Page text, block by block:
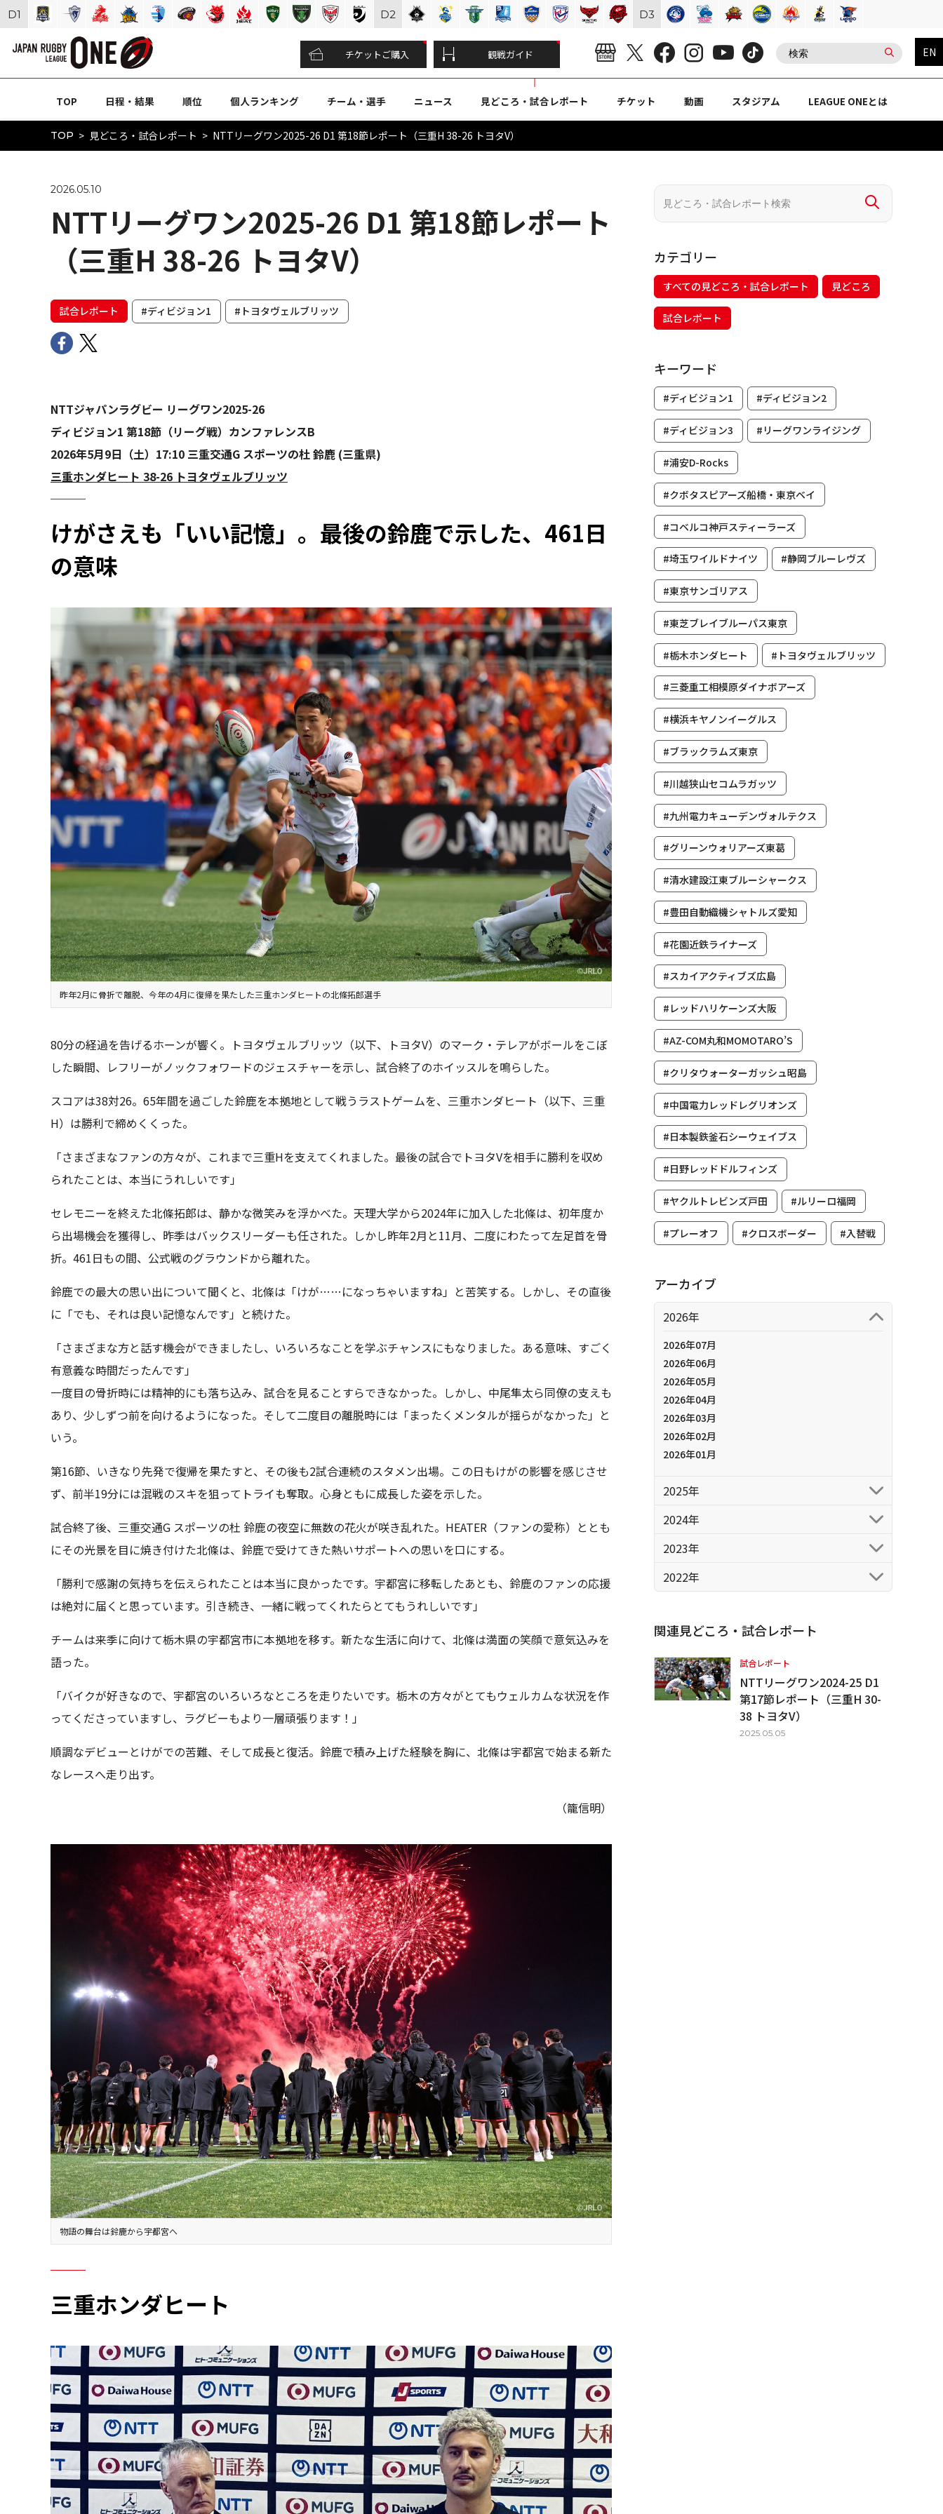
チケットご購入 観戦ガイド EN
TOP 日程・結果 順位 個人ランキング チーム・選手 ニュース 見どころ・試合レポート チケット 動画 スタジアム LEAGUE ONEとは
TOP 見どころ・試合レポート NTTリーグワン2025-26 D1 第18節レポート（三重H 38-26 トヨタV）
2026.05.10
NTTリーグワン2025-26 D1 第18節レポート
（三重H 38-26 トヨタV）
試合レポート #ディビジョン1 #トヨタヴェルブリッツ
NTTジャパンラグビー リーグワン2025-26
ディビジョン1 第18節（リーグ戦）カンファレンスB
2026年5月9日（土）17:10 三重交通G スポーツの杜 鈴鹿 (三重県)
三重ホンダヒート 38-26 トヨタヴェルブリッツ
けがさえも「いい記憶」。最後の鈴鹿で示した、461日
の意味
昨年2月に骨折で離脱、今年の4月に復帰を果たした三重ホンダヒートの北條拓郎選手
80分の経過を告げるホーンが響く。トヨタヴェルブリッツ（以下、トヨタV）のマーク・テレアがボールをこぼ
した瞬間、レフリーがノックフォワードのジェスチャーを示し、試合終了のホイッスルを鳴らした。
スコアは38対26。65年間を過ごした鈴鹿を本拠地として戦うラストゲームを、三重ホンダヒート（以下、三重
H）は勝利で締めくくった。
「さまざまなファンの方々が、これまで三重Hを支えてくれました。最後の試合でトヨタVを相手に勝利を収め
られたことは、本当にうれしいです」
セレモニーを終えた北條拓郎は、静かな微笑みを浮かべた。天理大学から2024年に加入した北條は、初年度か
ら出場機会を獲得し、昨季はバックスリーダーも任された。しかし昨年2月と11月、二度にわたって左足首を骨
折。461日もの間、公式戦のグラウンドから離れた。
鈴鹿での最大の思い出について聞くと、北條は「けが……になっちゃいますね」と苦笑する。しかし、その直後
に「でも、それは良い記憶なんです」と続けた。
「さまざまな方と話す機会ができましたし、いろいろなことを学ぶチャンスにもなりました。ある意味、すごく
有意義な時間だったんです」
一度目の骨折時には精神的にも落ち込み、試合を見ることすらできなかった。しかし、中尾隼太ら同僚の支えも
あり、少しずつ前を向けるようになった。そして二度目の離脱時には「まったくメンタルが揺らがなかった」と
いう。
第16節、いきなり先発で復帰を果たすと、その後も2試合連続のスタメン出場。この日もけがの影響を感じさせ
ず、前半19分には混戦のスキを狙ってトライも奪取。心身ともに成長した姿を示した。
試合終了後、三重交通G スポーツの杜 鈴鹿の夜空に無数の花火が咲き乱れた。HEATER（ファンの愛称）ととも
にその光景を目に焼き付けた北條は、鈴鹿で受けてきた熱いサポートへの思いを口にする。
「勝利で感謝の気持ちを伝えられたことは本当に良かったです。宇都宮に移転したあとも、鈴鹿のファンの応援
は絶対に届くと思っています。引き続き、一緒に戦ってくれたらとてもうれしいです」
チームは来季に向けて栃木県の宇都宮市に本拠地を移す。新たな生活に向けて、北條は満面の笑顔で意気込みを
語った。
「バイクが好きなので、宇都宮のいろいろなところを走りたいです。栃木の方々がとてもウェルカムな状況を作
ってくださっていますし、ラグビーもより一層頑張ります！」
順調なデビューとけがでの苦難、そして成長と復活。鈴鹿で積み上げた経験を胸に、北條は宇都宮で始まる新た
なレースへ走り出す。
（籠信明）
物語の舞台は鈴鹿から宇都宮へ
三重ホンダヒート
カテゴリー
すべての見どころ・試合レポート 見どころ
試合レポート
キーワード
#ディビジョン1 #ディビジョン2
#ディビジョン3 #リーグワンライジング
#浦安D-Rocks
#クボタスピアーズ船橋・東京ベイ
#コベルコ神戸スティーラーズ
#埼玉ワイルドナイツ #静岡ブルーレヴズ
#東京サンゴリアス
#東芝ブレイブルーパス東京
#栃木ホンダヒート #トヨタヴェルブリッツ
#三菱重工相模原ダイナボアーズ
#横浜キヤノンイーグルス
#ブラックラムズ東京
#川越狭山セコムラガッツ
#九州電力キューデンヴォルテクス
#グリーンウォリアーズ東葛
#清水建設江東ブルーシャークス
#豊田自動織機シャトルズ愛知
#花園近鉄ライナーズ
#スカイアクティブズ広島
#レッドハリケーンズ大阪
#AZ-COM丸和MOMOTARO’S
#クリタウォーターガッシュ昭島
#中国電力レッドレグリオンズ
#日本製鉄釜石シーウェイブス
#日野レッドドルフィンズ
#ヤクルトレビンズ戸田 #ルリーロ福岡
#プレーオフ #クロスボーダー #入替戦
アーカイブ
2026年
2026年07月
2026年06月
2026年05月
2026年04月
2026年03月
2026年02月
2026年01月
2025年
2024年
2023年
2022年
関連見どころ・試合レポート
試合レポート
NTTリーグワン2024-25 D1
第17節レポート（三重H 30-
38 トヨタV）
2025.05.05
D1 D2 D3